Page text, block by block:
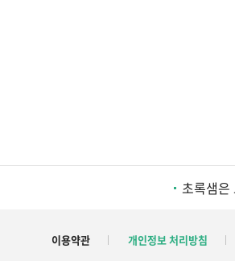
초록샘은
이용약관 개인정보 처리방침